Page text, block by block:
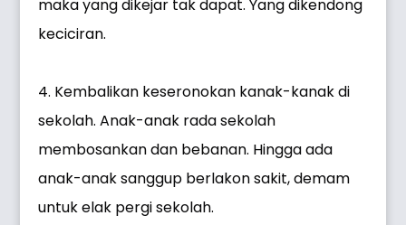
maka yang dikejar tak dapat. Yang dikendong
keciciran.
4. Kembalikan keseronokan kanak-kanak di
sekolah. Anak-anak rada sekolah
membosankan dan bebanan. Hingga ada
anak-anak sanggup berlakon sakit, demam
untuk elak pergi sekolah.